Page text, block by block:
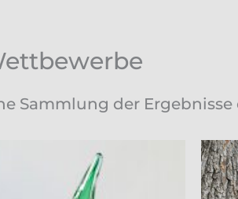
Sammlung der